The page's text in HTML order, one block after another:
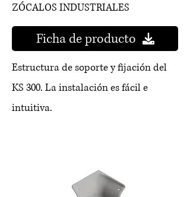
ZÓCALOS INDUSTRIALES
Ficha de producto
Estructura de soporte y fijación del
KS 300. La instalación es fácil e
intuitiva.